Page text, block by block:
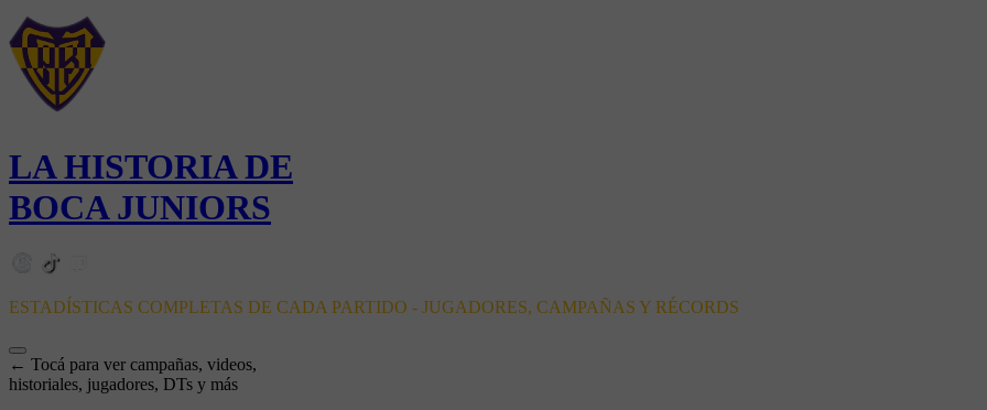
LA HISTORIA DE
BOCA JUNIORS
ESTADÍSTICAS COMPLETAS DE CADA PARTIDO - JUGADORES, CAMPAÑAS Y RÉCORDS
← Tocá para ver campañas, videos,
historiales, jugadores, DTs y más